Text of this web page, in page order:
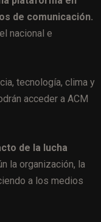
de comunicación.
nacional e
tecnología, clima y
acceder a ACM
de la lucha
la organización, la
a los medios